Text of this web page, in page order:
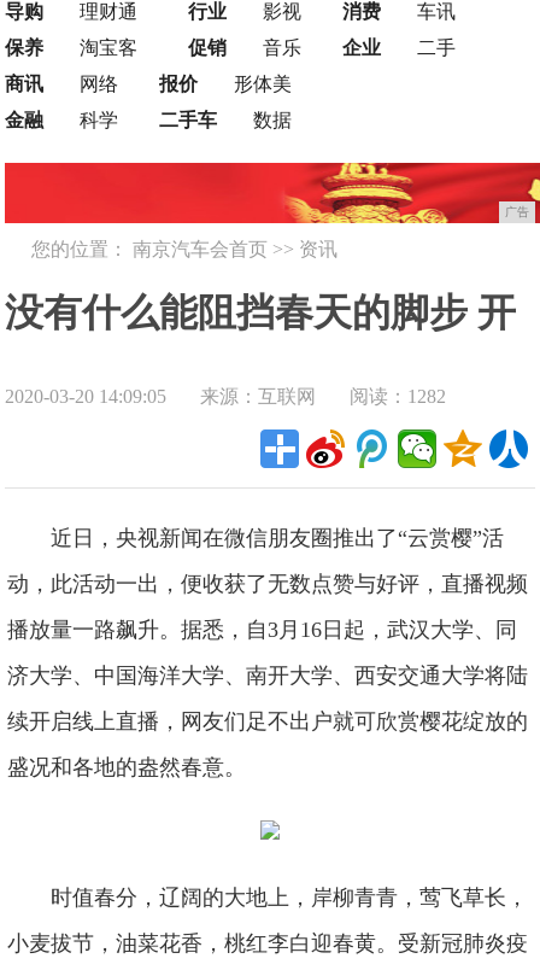
导购
理财通
保养
淘宝客
行业
影视
促销
音乐
消费
车讯
企业
二手
商讯
网络
金融
科学
报价
形体美
二手车
数据
广告
您的位置：南京汽车会首页 >> 资讯
没有什么能阻挡春天的脚步 开
上哈弗F7去赏春
2020-03-20 14:09:05 来源：互联网 阅读：1282
近日，央视新闻在微信朋友圈推出了“云赏樱”活
动，此活动一出，便收获了无数点赞与好评，直播视频
播放量一路飙升。据悉，自3月16日起，武汉大学、同
济大学、中国海洋大学、南开大学、西安交通大学将陆
续开启线上直播，网友们足不出户就可欣赏樱花绽放的
盛况和各地的盎然春意。
时值春分，辽阔的大地上，岸柳青青，莺飞草长，
小麦拔节，油菜花香，桃红李白迎春黄。受新冠肺炎疫